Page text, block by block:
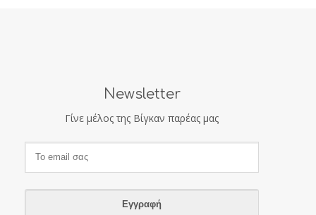
Newsletter
Γίνε μέλος της Βίγκαν παρέας μας